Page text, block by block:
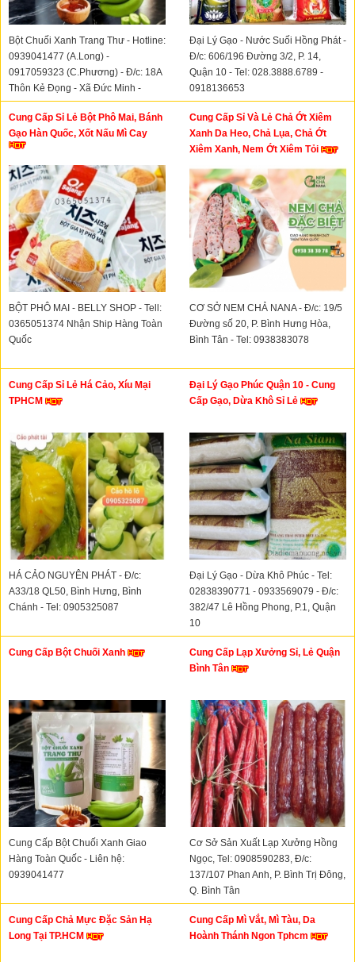
Bột Chuối Xanh Trang Thư - Hotline:
0939041477 (A.Long) -
0917059323 (C.Phương) - Đ/c: 18A
Thôn Kẻ Đọng - Xã Đức Minh -
Huyện ĐăkMil - Tỉnh Đăknông
Đại Lý Gạo - Nước Suối Hồng Phát -
Đ/c: 606/196 Đường 3/2, P. 14,
Quận 10 - Tel: 028.3888.6789 -
0918136653
Cung Cấp Sỉ Lẻ Bột Phô Mai, Bánh
Gạo Hàn Quốc, Xốt Nấu Mì Cay
BỘT PHÔ MAI - BELLY SHOP - Tell:
0365051374 Nhận Ship Hàng Toàn
Quốc
Cung Cấp Sỉ Và Lẻ Chả Ớt Xiêm
Xanh Da Heo, Chả Lụa, Chả Ớt
Xiêm Xanh, Nem Ớt Xiêm Tỏi
CƠ SỞ NEM CHẢ NANA - Đ/c: 19/5
Đường số 20, P. Bình Hưng Hòa,
Bình Tân - Tel: 0938383078
Cung Cấp Sỉ Lẻ Há Cảo, Xíu Mại
TPHCM
HÁ CẢO NGUYÊN PHÁT - Đ/c:
A33/18 QL50, Bình Hưng, Bình
Chánh - Tel: 0905325087
Đại Lý Gạo Phúc Quận 10 - Cung
Cấp Gạo, Dừa Khô Sỉ Lẻ
Đại Lý Gạo - Dừa Khô Phúc - Tel:
02838390771 - 0933569079 - Đ/c:
382/47 Lê Hồng Phong, P.1, Quận
10
Cung Cấp Bột Chuối Xanh
Cung Cấp Bột Chuối Xanh Giao
Hàng Toàn Quốc - Liên hệ:
0939041477
Cung Cấp Lạp Xưởng Sỉ, Lẻ Quận
Bình Tân
Cơ Sở Sản Xuất Lạp Xưởng Hồng
Ngọc, Tel: 0908590283, Đ/c:
137/107 Phan Anh, P. Bình Trị Đông,
Q. Bình Tân
Cung Cấp Chả Mực Đặc Sản Hạ
Long Tại TP.HCM
Cung Cấp Mì Vắt, Mì Tàu, Da
Hoành Thánh Ngon Tphcm